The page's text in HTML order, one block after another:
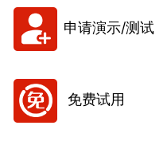
申请演示/测试
免费试用